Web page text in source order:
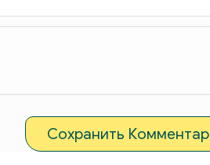
Сохранить